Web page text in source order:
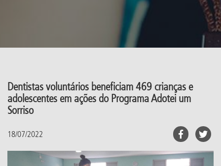
Dentistas voluntários beneficiam 469 crianças e
adolescentes em ações do Programa Adotei um
Sorriso
18/07/2022